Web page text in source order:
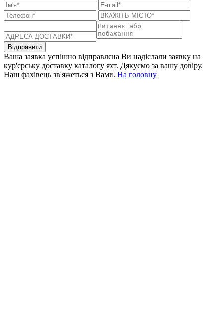
Відправити
Ваша заявка успішно відправлена Ви надіслали заявку на
кур'єрську доставку каталогу яхт. Дякуємо за вашу довіру.
Наш фахівець зв'яжеться з Вами. На головну